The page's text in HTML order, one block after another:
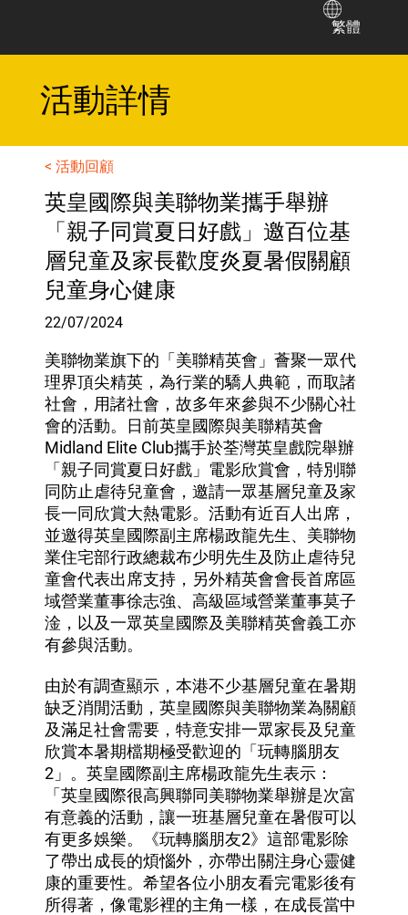
繁體
​活動詳情
美聯物業旗下的「美聯精英會」薈聚一眾代
理界頂尖精英，為行業的驕人典範，而取諸
社會，用諸社會，故多年來參與不少關心社
會的活動。日前英皇國際與美聯精英會
Midland Elite Club攜手於荃灣英皇戲院舉辦
「親子同賞夏日好戲」電影欣賞會，特別聯
同防止虐待兒童會，邀請一眾基層兒童及家
長一同欣賞大熱電影。活動有近百人出席，
並邀得英皇國際副主席楊政龍先生、美聯物
業住宅部行政總裁布少明先生及防止虐待兒
童會代表出席支持，另外精英會會長首席區
域營業董事徐志強、高級區域營業董事莫子
淦，以及一眾英皇國際及美聯精英會義工亦
有參與活動。
由於有調查顯示，本港不少基層兒童在暑期
缺乏消閒活動，英皇國際與美聯物業為關顧
及滿足社會需要，特意安排一眾家長及兒童
欣賞本暑期檔期極受歡迎的「玩轉腦朋友
2」。英皇國際副主席楊政龍先生表示：
「英皇國際很高興聯同美聯物業舉辦是次富
有意義的活動，讓一班基層兒童在暑假可以
有更多娛樂。《玩轉腦朋友2》這部電影除
了帶出成長的煩惱外，亦帶出關注身心靈健
康的重要性。希望各位小朋友看完電影後有
所得著，像電影裡的主角一樣，在成長當中
22/07/2024
英皇國際與美聯物業攜手舉辦
「親子同賞夏日好戲」邀百位基
層兒童及家長歡度炎夏暑假關顧
兒童身心健康
< 活動回顧